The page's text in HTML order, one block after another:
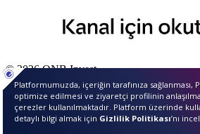
© 2026 QNB Invest,
QNBiştirakidir.